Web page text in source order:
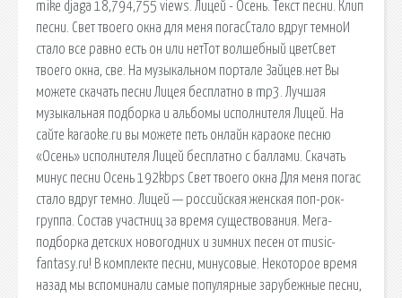
mike djaga 18,794,755 views. Лицей - Осень. Текст песни. Клип
песни. Свет твоего окна для меня погасСтало вдруг темноИ
стало все равно есть он или нетТот волшебный цветСвет
твоего окна, све. На музыкальном портале Зайцев.нет Вы
можете скачать песни Лицея бесплатно в mp3. Лучшая
музыкальная подборка и альбомы исполнителя Лицей. На
сайте karaoke.ru вы можете петь онлайн караоке песню
«Осень» исполнителя Лицей бесплатно с баллами. Скачать
минус песни Осень 192kbps Свет твоего окна Для меня погас
стало вдруг темно. Лицей — российская женская поп-рок-
группа. Состав участниц за время существования. Мега-
подборка детских новогодних и зимних песен от music-
fantasy.ru! В комплекте песни, минусовые. Некоторое время
назад мы вспоминали самые популярные зарубежные песни,